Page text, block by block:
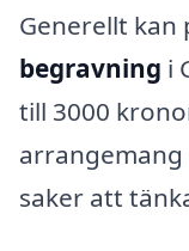
Generellt kan
begravning i
till 3000
arrangemang
saker att